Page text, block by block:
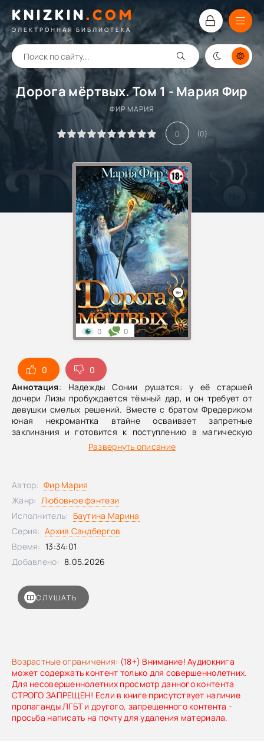
KNIZKIN. COM
ЭЛЕКТРОННАЯ БИБЛИОТЕКА
Дорога мёртвых. Том 1 - Мария Фир
ФИР МАРИЯ
0 (0)
0
0
Аннотация: Надежды Сонии рушатся: у её старшей
дочери Лизы пробуждается тёмный дар, и он требует от
девушки смелых решений. Вместе с братом Фредериком
юная некромантка втайне осваивает запретные
заклинания и готовится к поступлению в магическую
Академию. Лиза и не догадывается, что родители уже
распланировали её судьбу по‑своему — и воплотить этот
Развернуть описание
Возрастные ограничения: (18+) Внимание! Аудиокнига
может содержать контент только для совершеннолетних.
Для несовершеннолетних просмотр данного контента
СТРОГО ЗАПРЕЩЕН! Если в книге присутствует наличие
пропаганды ЛГБТ и другого, запрещенного контента -
просьба написать на почту для удаления материала.
0 0
СЛУШАТЬ
Автор: Фир Мария
Жанр: Любовное фэнтези
Исполнитель: Баутина Марина
Серия: Архив Сандбергов
Время: 13:34:01
Добавлено: 8.05.2026